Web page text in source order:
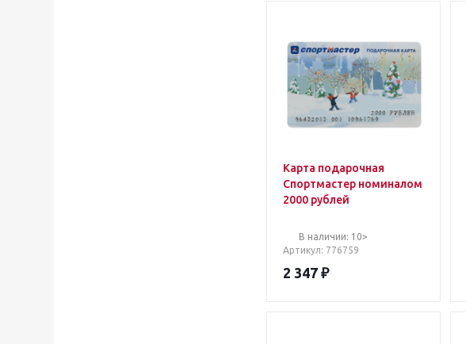
Карта подарочная
Спортмастер номиналом
2000 рублей
В наличии: 10>
Артикул: 776759
2 347 ₽